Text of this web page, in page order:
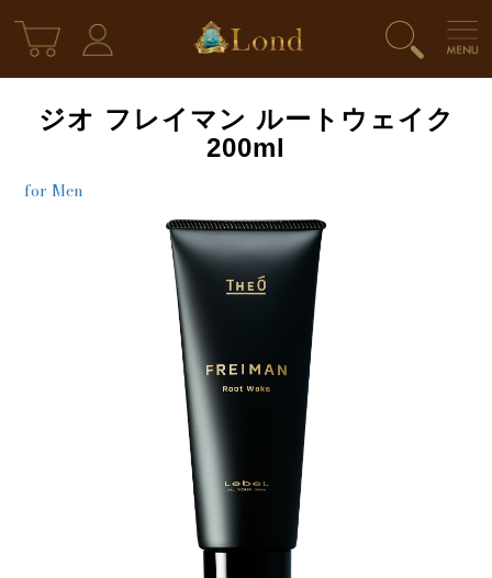
ジオ フレイマン ルートウェイク
200ml
for Men